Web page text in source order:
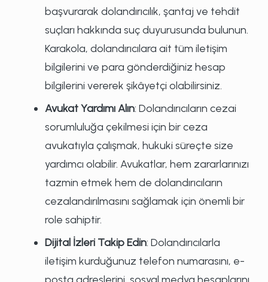
başvurarak dolandırıcılık, şantaj ve tehdit
suçları hakkında suç duyurusunda bulunun.
Karakola, dolandırıcılara ait tüm iletişim
bilgilerini ve para gönderdiğiniz hesap
bilgilerini vererek şikâyetçi olabilirsiniz.
Avukat Yardımı Alın: Dolandırıcıların cezai
sorumluluğa çekilmesi için bir ceza
avukatıyla çalışmak, hukuki süreçte size
yardımcı olabilir. Avukatlar, hem zararlarınızı
tazmin etmek hem de dolandırıcıların
cezalandırılmasını sağlamak için önemli bir
role sahiptir.
Dijital İzleri Takip Edin: Dolandırıcılarla
iletişim kurduğunuz telefon numarasını, e-